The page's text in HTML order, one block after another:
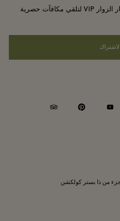
يمكنكم التسجيل في برنامجنا لكبار الزوار VIP لتلقي مكافآت حصرية
الاشتراك
youtube
pinterest
tripadvisor